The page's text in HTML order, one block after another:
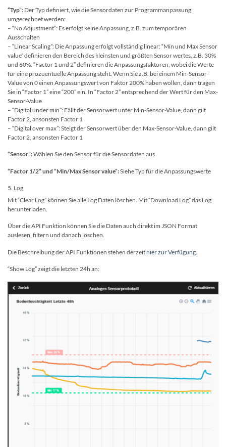
“Typ”: Der Typ definiert, wie die Sensordaten zur Programmanpassung
umgerechnet werden:
– “No Adjustment”: Es erfolgt keine Anpassung, z.B. zum temporären
Ausschalten
– “Linear Scaling”: Die Anpassung erfolgt vollständig linear: “Min und Max Sensor
value” definieren den Bereich des kleinsten und größten Sensor wertes, z.B. 30%
und 60%. “Factor 1 und 2” definieren die Anpassungsfaktoren, wobei die Werte
für eine prozuentuelle Anpassung steht. Wenn Sie z.B. bei einem Min-Sensor-
Value von 0 einen Anpassungswert von Faktor 200% haben wollen, dann tragen
Sie in “Factor 1” eine “200” ein. In “Factor 2” entsprechend der Wert für den Max-
Sensor-Value
– “Digital under min”: Fällt der Sensorwert unter Min-Sensor-Value, dann gilt
Factor 2, ansonsten Factor 1
– “Digital over max”: Steigt der Sensorwert über den Max-Sensor-Value, dann gilt
Factor 2, ansonsten Factor 1
“Sensor”:Wählen Sie den Sensor für die Sensordaten aus
“Factor 1/2” und “Min/Max Sensor value”:Siehe Typ für die Anpassungswerte
5. Log
Mit “Clear Log” können Sie alle Log Daten löschen. Mit “Download Log” das Log
herunterladen.
Über die API Funktion können Sie die Daten auch direkt im JSON Format
auslesen, filtern und danach löschen.
Die Beschreibung der API Funktionen stehen derzeithier zur Verfügung.
“Show Log” zeigt die letzten 24h an: